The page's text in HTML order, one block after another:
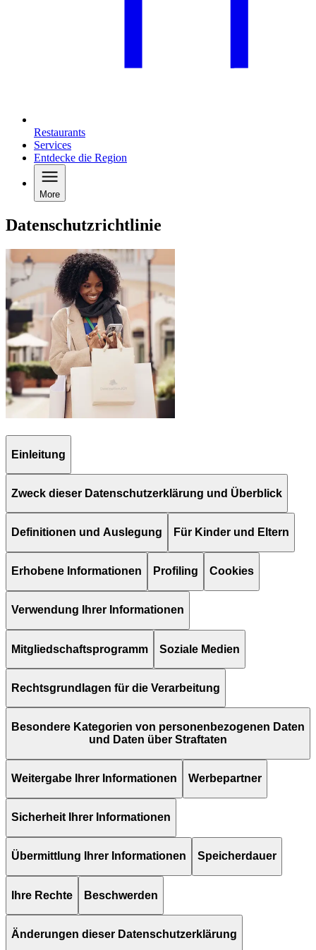
Restaurants
Services
Entdecke die Region
More
Datenschutzrichtlinie
Einleitung
Zweck dieser Datenschutzerklärung und Überblick
Definitionen und Auslegung Für Kinder und Eltern
Erhobene Informationen Profiling Cookies
Verwendung Ihrer Informationen
Mitgliedschaftsprogramm Soziale Medien
Rechtsgrundlagen für die Verarbeitung
Besondere Kategorien von personenbezogenen Daten
und Daten über Straftaten
Weitergabe Ihrer Informationen Werbepartner
Sicherheit Ihrer Informationen
Übermittlung Ihrer Informationen Speicherdauer
Ihre Rechte Beschwerden
Änderungen dieser Datenschutzerklärung